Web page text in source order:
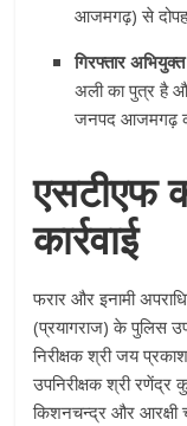
आजमगढ़) से
गिरफ्तार
अली का पुत्र है
जनपद आजमगढ़
एसटीएफ
कार्रवाई
फरार और इनामी
(प्रयागराज) के पुलिस
निरीक्षक श्री जय
उपनिरीक्षक श्री रणेंद्र
किशनचन्द्र और आरक्षी